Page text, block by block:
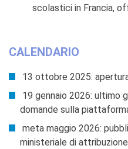
scolastici in Francia,
CALENDARIO
13 ottobre 2025:
19 gennaio 2026: ultimo
domande sulla
meta maggio 2026:
ministeriale di